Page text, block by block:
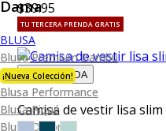
Dama
BLUSA
Blusa Premium Bambú
¡Nueva Colección!
Blusa Performance
Blusa Piqué
Blusa Oxford
$39.95
TU TERCERA PRENDA GRATIS
VISTA RAPIDA
Camisa de vestir lisa